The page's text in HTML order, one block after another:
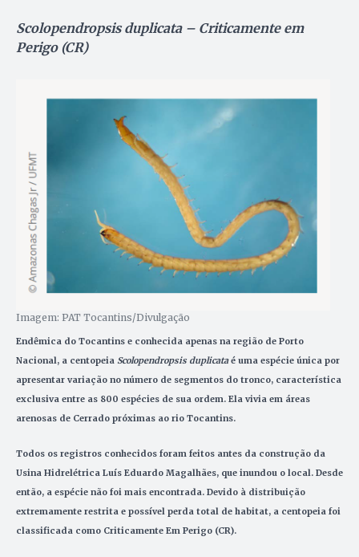
Scolopendropsis duplicata – Criticamente em
Perigo (CR)
Imagem: PAT Tocantins/Divulgação
Endêmica do Tocantins e conhecida apenas na região de Porto
Nacional, a centopeia Scolopendropsis duplicataé uma espécie única por
apresentar variação no número de segmentos do tronco, característica
exclusiva entre as 800 espécies de sua ordem. Ela vivia em áreas
arenosas de Cerrado próximas ao rio Tocantins.
Todos os registros conhecidos foram feitos antes da construção da
Usina Hidrelétrica Luís Eduardo Magalhães, que inundou o local. Desde
então, a espécie não foi mais encontrada. Devido à distribuição
extremamente restrita e possível perda total de habitat, a centopeia foi
classificada como Criticamente Em Perigo (CR).